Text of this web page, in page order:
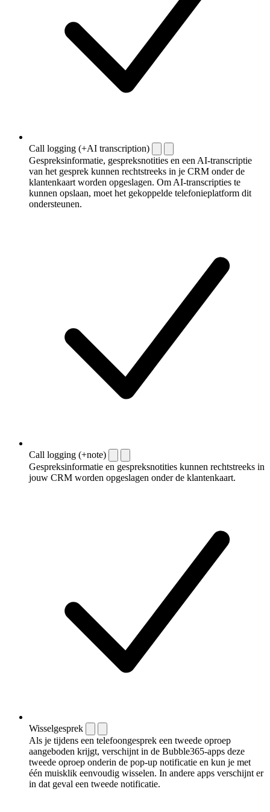
Call logging (+AI transcription)
Gespreksinformatie, gespreksnotities en een AI-transcriptie
van het gesprek kunnen rechtstreeks in je CRM onder de
klantenkaart worden opgeslagen. Om AI-transcripties te
kunnen opslaan, moet het gekoppelde telefonieplatform dit
ondersteunen.
Call logging (+note)
Gespreksinformatie en gespreksnotities kunnen rechtstreeks in
jouw CRM worden opgeslagen onder de klantenkaart.
Wisselgesprek
Als je tijdens een telefoongesprek een tweede oproep
aangeboden krijgt, verschijnt in de Bubble365-apps deze
tweede oproep onderin de pop-up notificatie en kun je met
één muisklik eenvoudig wisselen. In andere apps verschijnt er
in dat geval een tweede notificatie.